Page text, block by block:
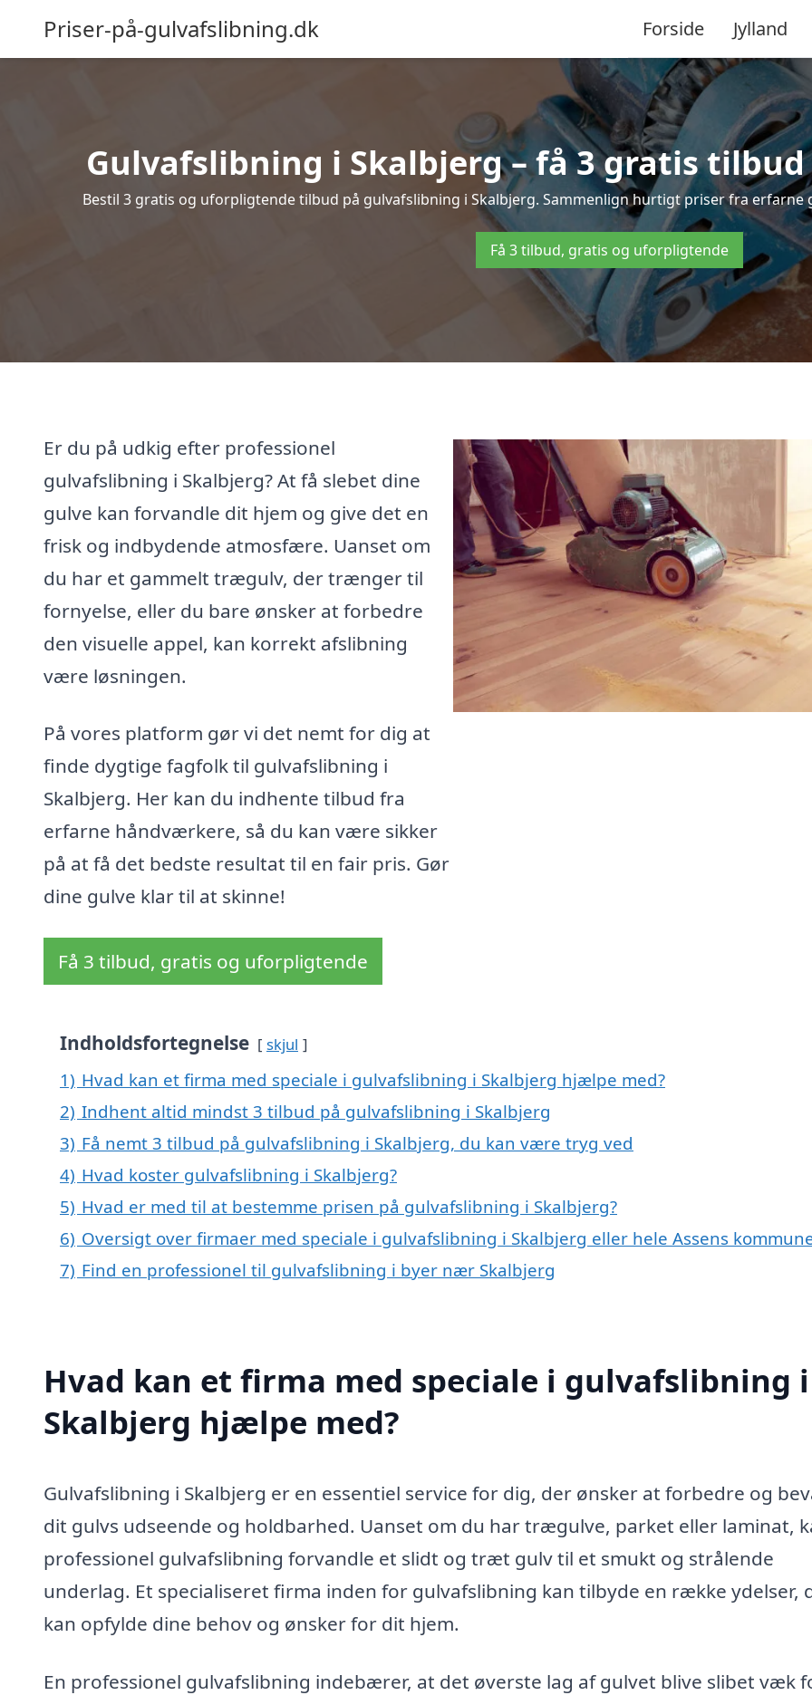
Priser-på-gulvafslibning.dk Forside Jylland
Gulvafslibning i Skalbjerg – få 3 gratis
Bestil 3 gratis og uforpligtende tilbud på gulvafslibning i Skalbjerg. Sammenlign hurtigt priser fra
Få 3 tilbud, gratis og uforpligtende
Er du på udkig efter professionel
gulvafslibning i Skalbjerg? At få slebet dine
gulve kan forvandle dit hjem og give det en
frisk og indbydende atmosfære. Uanset om
du har et gammelt trægulv, der trænger til
fornyelse, eller du bare ønsker at forbedre
den visuelle appel, kan korrekt afslibning
være løsningen.
På vores platform gør vi det nemt for dig at
finde dygtige fagfolk til gulvafslibning i
Skalbjerg. Her kan du indhente tilbud fra
erfarne håndværkere, så du kan være sikker
på at få det bedste resultat til en fair pris. Gør
dine gulve klar til at skinne!
Få 3 tilbud, gratis og uforpligtende
Indholdsfortegnelse skjul
1) Hvad kan et firma med speciale i gulvafslibning i Skalbjerg hjælpe med?
2) Indhent altid mindst 3 tilbud på gulvafslibning i Skalbjerg
3) Få nemt 3 tilbud på gulvafslibning i Skalbjerg, du kan være tryg ved
4) Hvad koster gulvafslibning i Skalbjerg?
5) Hvad er med til at bestemme prisen på gulvafslibning i Skalbjerg?
6) Oversigt over firmaer med speciale i gulvafslibning i Skalbjerg eller hele Assens
7) Find en professionel til gulvafslibning i byer nær Skalbjerg
Hvad kan et firma med speciale i gulvafslibning i
Skalbjerg hjælpe med?
Gulvafslibning i Skalbjerg er en essentiel service for dig, der ønsker at forbedre og
dit gulvs udseende og holdbarhed. Uanset om du har trægulve, parket eller laminat,
professionel gulvafslibning forvandle et slidt og træt gulv til et smukt og strålende
underlag. Et specialiseret firma inden for gulvafslibning kan tilbyde en række ydelser,
kan opfylde dine behov og ønsker for dit hjem.
En professionel gulvafslibning indebærer, at det øverste lag af gulvet blive slibet væk